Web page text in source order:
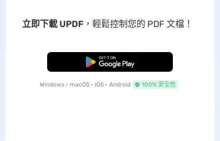
立即下載 UPDF，輕鬆控制您的 PDF 文檔！
免費下載
Windows • macOS • iOS • Android 100% 安全性